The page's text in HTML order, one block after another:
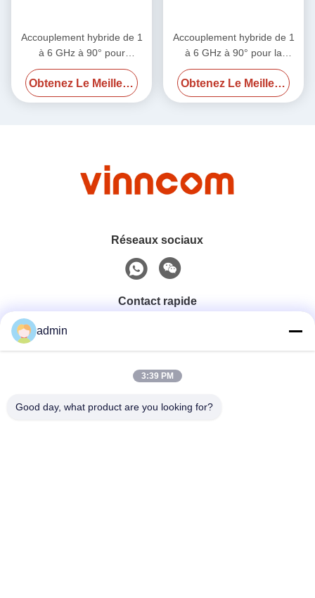
Accouplement hybride de 1
à 6 GHz à 90° pour
antennes et systèmes de
distribution de signaux
Obtenez Le Meilleur Prix
Accouplement hybride de 1
à 6 GHz à 90° pour la
combinaison de la puissance
RF et l'isolation du signal
Obtenez Le Meilleur Prix
Réseaux sociaux
Contact rapide
0086-551-65396351
E-Mail
admin
3:39 PM
Good day, what product are you looking for?